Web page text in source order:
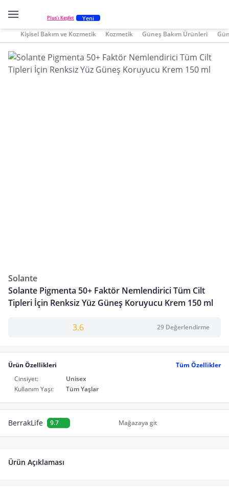
Plus'ı Keşfet Yeni
Kişisel Bakım ve Kozmetik Kozmetik Güneş Bakım Ürünleri
Solante
Solante Pigmenta 50+ Faktör Nemlendirici Tüm Cilt
Tipleri İçin Renksiz Yüz Güneş Koruyucu Krem 150 ml
3.6 29 Değerlendirme
Ürün Özellikleri
Tüm Özellikler
Cinsiyet:
Unisex
Kullanım Yaşı:
Tüm Yaşlar
BerrakLife 9.7 Mağazaya git
Ürün Açıklaması